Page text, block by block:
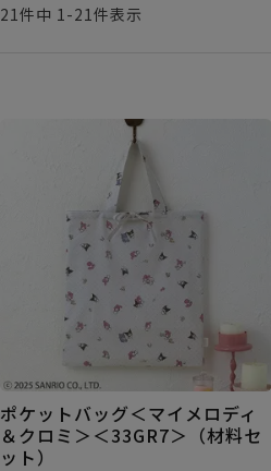
21 件中 1 -21 件表示
ポケットバッグ＜マイメロディ
＆クロミ＞＜33GR7＞（材料セ
ット）